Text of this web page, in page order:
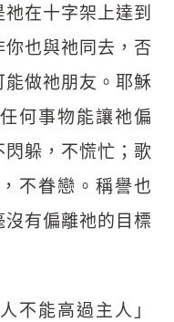
在十字架上達到
也與祂同去，否
做祂朋友。耶穌
何事物能讓祂偏
躲，不慌忙；歌
不眷戀。稱譽也
有偏離祂的目標
不能高過主人」